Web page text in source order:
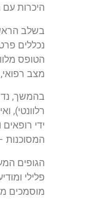
היכרות
בשלב
נכללים
הטופס
מצב
בהמשך,
רלוונטי),
ידי
המסוכנות
הגופים
פלילי
מוסמכים